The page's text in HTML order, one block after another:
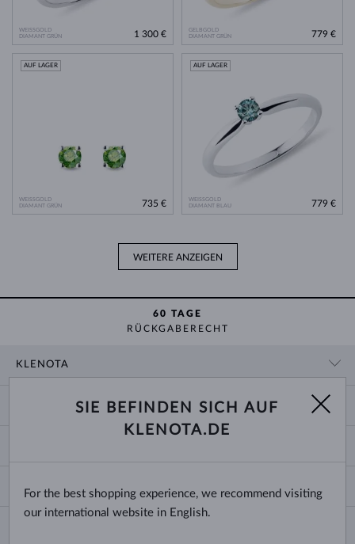
WEISSGOLD
DIAMANT GRÜN
1 300 €
GELBGOLD
DIAMANT GRÜN
779 €
WEISSGOLD
DIAMANT GRÜN
AUF LAGER
735 €
WEISSGOLD
DIAMANT BLAU
AUF LAGER
779 €
WEITERE ANZEIGEN
60 TAGE
RÜCKGABERECHT
KLENOTA
BLOG
ZAHLUNG UND VERSAND
TRAURINGE AUSWÄHLEN
ECHTHEITSZERTIFIKATE
KETTENGRÖSSEN UND -ARTEN
ARMBANDGRÖSSEN
Deutschland & Österreich
SIE BEFINDEN SICH AUF
KLENOTA.DE
For the best shopping experience, we recommend visiting
our international website in English.